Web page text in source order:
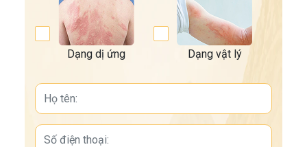
Dạng dị ứng Dạng vật lý